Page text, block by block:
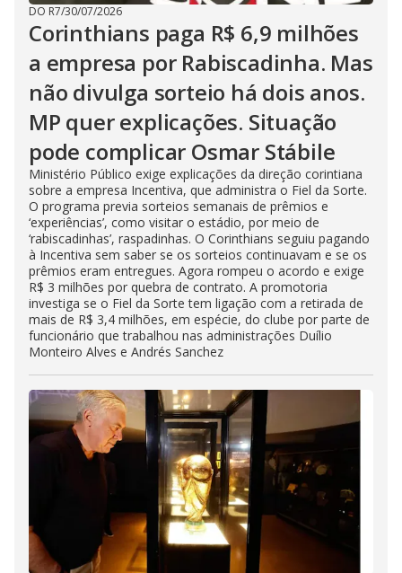
DO R7/30/07/2026
Corinthians paga R$ 6,9 milhões
a empresa por Rabiscadinha. Mas
não divulga sorteio há dois anos.
MP quer explicações. Situação
pode complicar Osmar Stábile
Ministério Público exige explicações da direção corintiana
sobre a empresa Incentiva, que administra o Fiel da Sorte.
O programa previa sorteios semanais de prêmios e
‘experiências’, como visitar o estádio, por meio de
‘rabiscadinhas’, raspadinhas. O Corinthians seguiu pagando
à Incentiva sem saber se os sorteios continuavam e se os
prêmios eram entregues. Agora rompeu o acordo e exige
R$ 3 milhões por quebra de contrato. A promotoria
investiga se o Fiel da Sorte tem ligação com a retirada de
mais de R$ 3,4 milhões, em espécie, do clube por parte de
funcionário que trabalhou nas administrações Duílio
Monteiro Alves e Andrés Sanchez